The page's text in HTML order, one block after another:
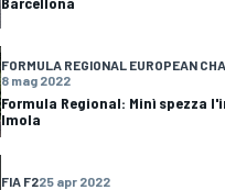
FORMULA REGIONAL EUROPEAN
8 mag 2022
Formula Regional: Minì spezza
Imola
FIA F225 apr 2022